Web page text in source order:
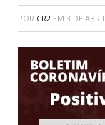
POR CR2 EM 3 DE